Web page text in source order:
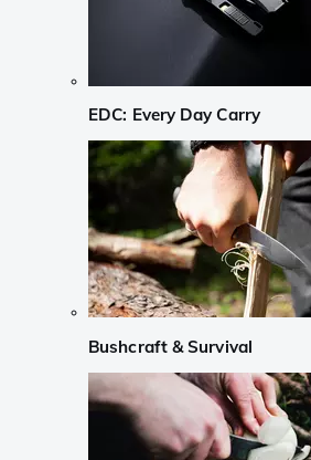
EDC: Every Day Carry
Bushcraft & Survival